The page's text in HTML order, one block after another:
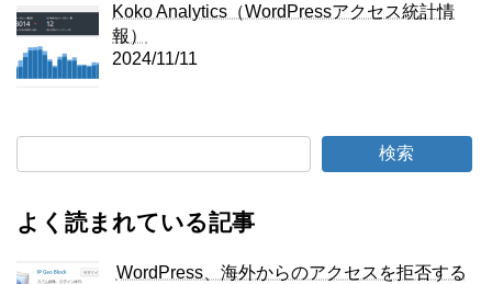
Koko Analytics（WordPressアクセス統計情
報）
2024/11/11
検索
よく読まれている記事
WordPress、海外からのアクセスを拒否する